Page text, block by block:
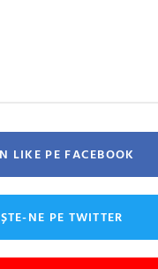
LIKE PE FACEBOOK
NE PE TWITTER